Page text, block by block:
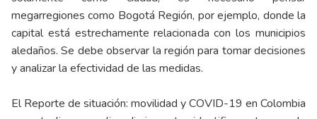
megarregiones como Bogotá Región, por ejemplo, donde la
capital está estrechamente relacionada con los municipios
aledaños. Se debe observar la región para tomar decisiones
y analizar la efectividad de las medidas.
El Reporte de situación: movilidad y COVID-19 en Colombia